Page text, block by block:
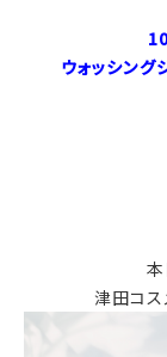
ウォッシング
津田コス